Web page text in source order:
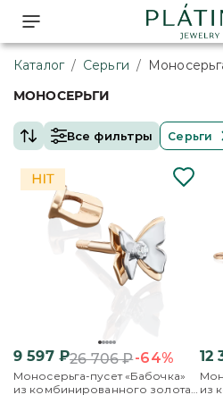
Каталог / Серьги /
МОНОСЕРЬГИ
Все фильтры Серьги
9 597₽26 706₽-64%
Моносерьга-пусет «Бабочка»
из комбинированного золота
12
из